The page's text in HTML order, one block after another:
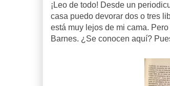
¡Leo de todo! Desde un
casa puedo devorar dos o tres
está muy lejos de mi cama.
Barnes. ¿Se conocen aquí?